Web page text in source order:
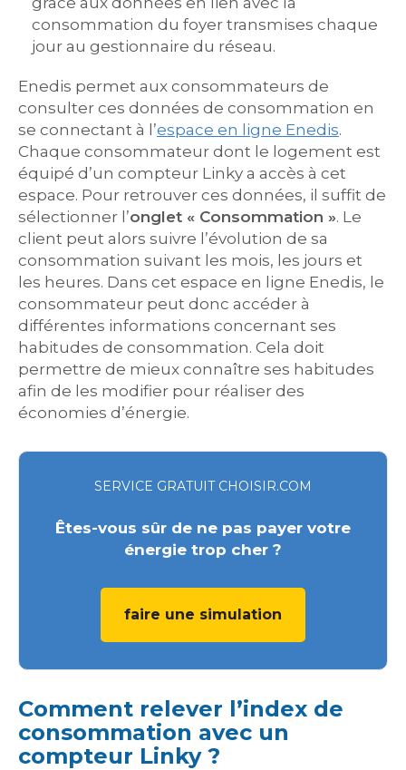
consommation du foyer transmises chaque
jour au gestionnaire du réseau.
Enedis permet aux consommateurs de
consulter ces données de consommation en
se connectant à l’espace en ligne Enedis.
Chaque consommateur dont le logement est
équipé d’un compteur Linky a accès à cet
espace. Pour retrouver ces données, il suffit de
sélectionner l’onglet « Consommation ». Le
client peut alors suivre l’évolution de sa
consommation suivant les mois, les jours et
les heures. Dans cet espace en ligne Enedis, le
consommateur peut donc accéder à
différentes informations concernant ses
habitudes de consommation. Cela doit
permettre de mieux connaître ses habitudes
afin de les modifier pour réaliser des
économies d’énergie.
SERVICE GRATUIT CHOISIR.COM
Êtes-vous sûr de ne pas payer votre
énergie trop cher ?
faire une simulation
Comment relever l’index de
consommation avec un
compteur Linky ?